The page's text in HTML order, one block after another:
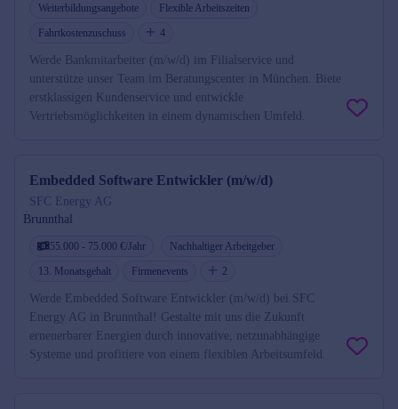
Weiterbildungsangebote
Flexible Arbeitszeiten
Fahrtkostenzuschuss
4
Werde Bankmitarbeiter (m/w/d) im Filialservice und
unterstütze unser Team im Beratungscenter in München. Biete
erstklassigen Kundenservice und entwickle
Vertriebsmöglichkeiten in einem dynamischen Umfeld.
Embedded Software Entwickler (m/w/d)
SFC Energy AG
Brunnthal
55.000 - 75.000 €/Jahr
Nachhaltiger Arbeitgeber
13. Monatsgehalt
Firmenevents 2
Werde Embedded Software Entwickler (m/w/d) bei SFC
Energy AG in Brunnthal! Gestalte mit uns die Zukunft
erneuerbarer Energien durch innovative, netzunabhängige
Systeme und profitiere von einem flexiblen Arbeitsumfeld.